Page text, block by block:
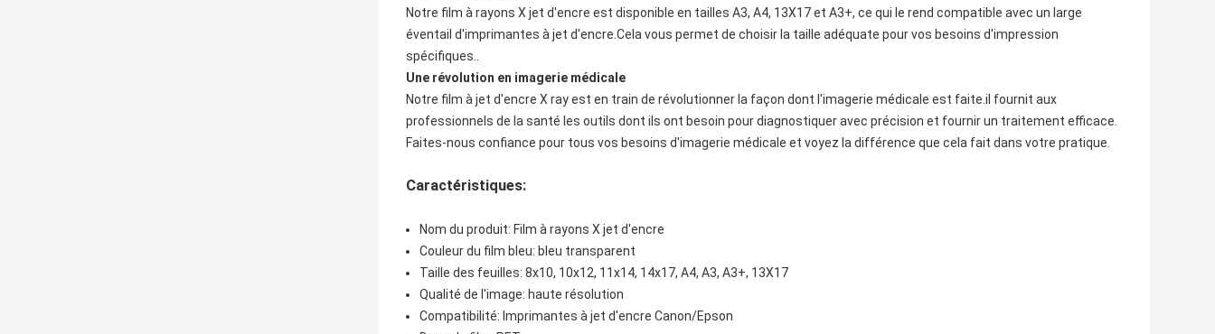
Notre film à rayons X jet d'encre est disponible en tailles A3, A4, 13X17 et A3+, ce qui le rend compatible avec un large
éventail d'imprimantes à jet d'encre.Cela vous permet de choisir la taille adéquate pour vos besoins d'impression
spécifiques..
Une révolution en imagerie médicale
Notre film à jet d'encre X ray est en train de révolutionner la façon dont l'imagerie médicale est faite.il fournit aux
professionnels de la santé les outils dont ils ont besoin pour diagnostiquer avec précision et fournir un traitement efficace.
Faites-nous confiance pour tous vos besoins d'imagerie médicale et voyez la différence que cela fait dans votre pratique.
Caractéristiques:
Nom du produit: Film à rayons X jet d'encre
Couleur du film bleu: bleu transparent
Taille des feuilles: 8x10, 10x12, 11x14, 14x17, A4, A3, A3+, 13X17
Qualité de l'image: haute résolution
Compatibilité: Imprimantes à jet d'encre Canon/Epson